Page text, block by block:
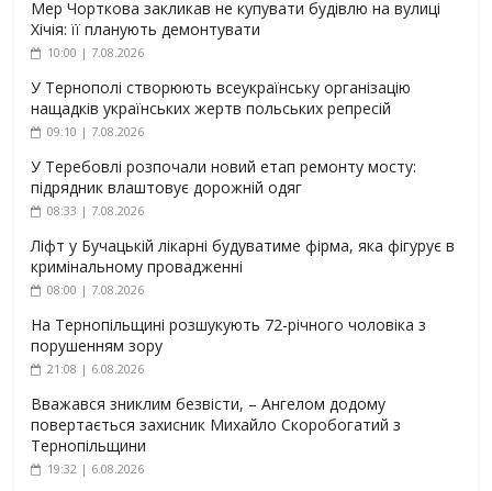
Мер Чорткова закликав не купувати будівлю на вулиці
Хічія: її планують демонтувати
10:00 | 7.08.2026
У Тернополі створюють всеукраїнську організацію
нащадків українських жертв польських репресій
09:10 | 7.08.2026
У Теребовлі розпочали новий етап ремонту мосту:
підрядник влаштовує дорожній одяг
08:33 | 7.08.2026
Ліфт у Бучацькій лікарні будуватиме фірма, яка фігурує в
кримінальному провадженні
08:00 | 7.08.2026
На Тернопільщині розшукують 72-річного чоловіка з
порушенням зору
21:08 | 6.08.2026
Вважався зниклим безвісти, – Ангелом додому
повертається захисник Михайло Скоробогатий з
Тернопільщини
19:32 | 6.08.2026